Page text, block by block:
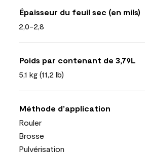
Épaisseur du feuil sec (en mils)
2,0-2,8
Poids par contenant de 3,79L
5,1 kg (11,2 lb)
Méthode d’application
Rouler
Brosse
Pulvérisation